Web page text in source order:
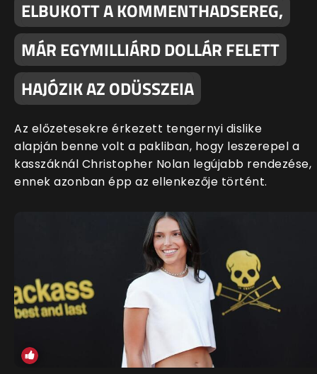
ELBUKOTT A KOMMENTHADSEREG,
MÁR EGYMILLIÁRD DOLLÁR FELETT
HAJÓZIK AZ ODÜSSZEIA
Az előzetesekre érkezett tengernyi dislike
alapján benne volt a pakliban, hogy leszerepel a
kasszáknál Christopher Nolan legújabb rendezése,
ennek azonban épp az ellenkezője történt.